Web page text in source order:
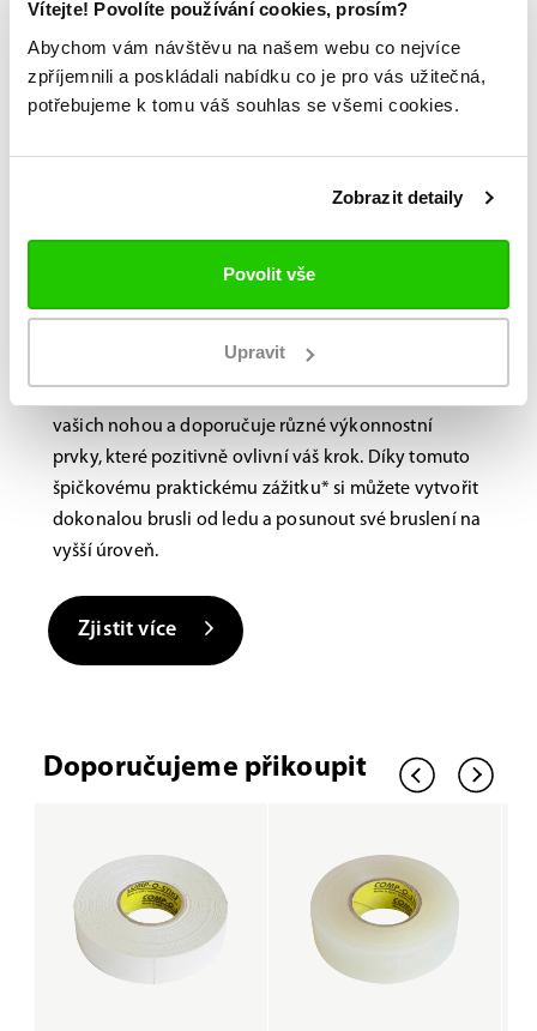
Vítejte! Povolíte používání cookies, prosím?
Abychom vám návštěvu na našem webu co nejvíce
zpříjemnili a poskládali nabídku co je pro vás užitečná,
potřebujeme k tomu váš souhlas se všemi cookies.
Zobrazit detaily
Povolit vše
Upravit
Bauer FITLAB
Navštivte nás na
výkon, využívá novou, nejmodernější technologii
vašich nohou a doporučuje různé výkonnostní
prvky, které pozitivně ovlivní váš krok. Díky tomuto
špičkovému praktickému zážitku* si můžete vytvořit
dokonalou brusli od ledu a posunout své bruslení na
vyšší úroveň.
Zjistit více
Doporučujeme přikoupit